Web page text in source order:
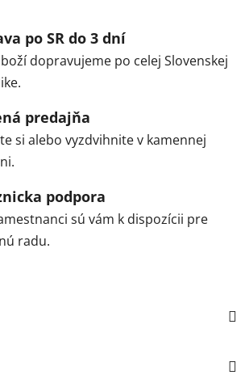
po SR do 3 dní
dopravujeme po celej Slovenskej
predajňa
si alebo vyzdvihnite v kamennej
podpora
sú vám k dispozícii pre
radu.